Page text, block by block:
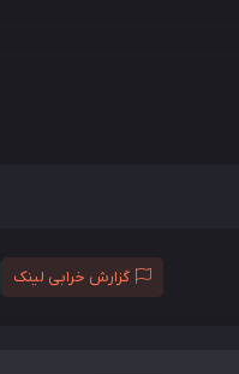
گزارش خرابی لینک